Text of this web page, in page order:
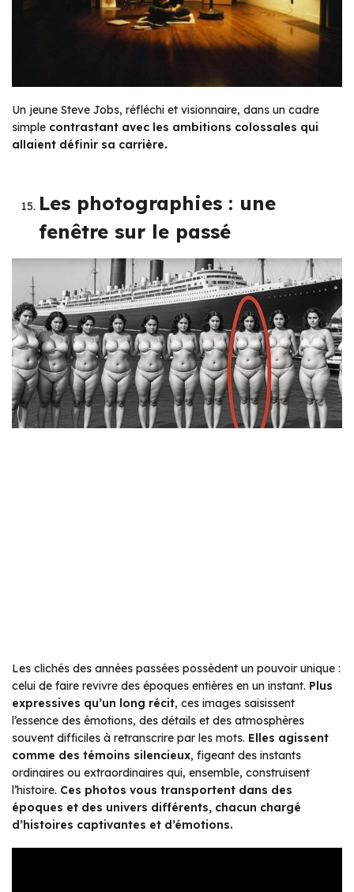
Un jeune Steve Jobs, réfléchi et visionnaire, dans un cadre
simple contrastant avec les ambitions colossales qui
allaient définir sa carrière.
Les photographies : une
fenêtre sur le passé
Les clichés des années passées possèdent un pouvoir unique :
celui de faire revivre des époques entières en un instant. Plus
expressives qu’un long récit, ces images saisissent
l’essence des émotions, des détails et des atmosphères
souvent difficiles à retranscrire par les mots. Elles agissent
comme des témoins silencieux, figeant des instants
ordinaires ou extraordinaires qui, ensemble, construisent
l’histoire. Ces photos vous transportent dans des
époques et des univers différents, chacun chargé
d’histoires captivantes et d’émotions.